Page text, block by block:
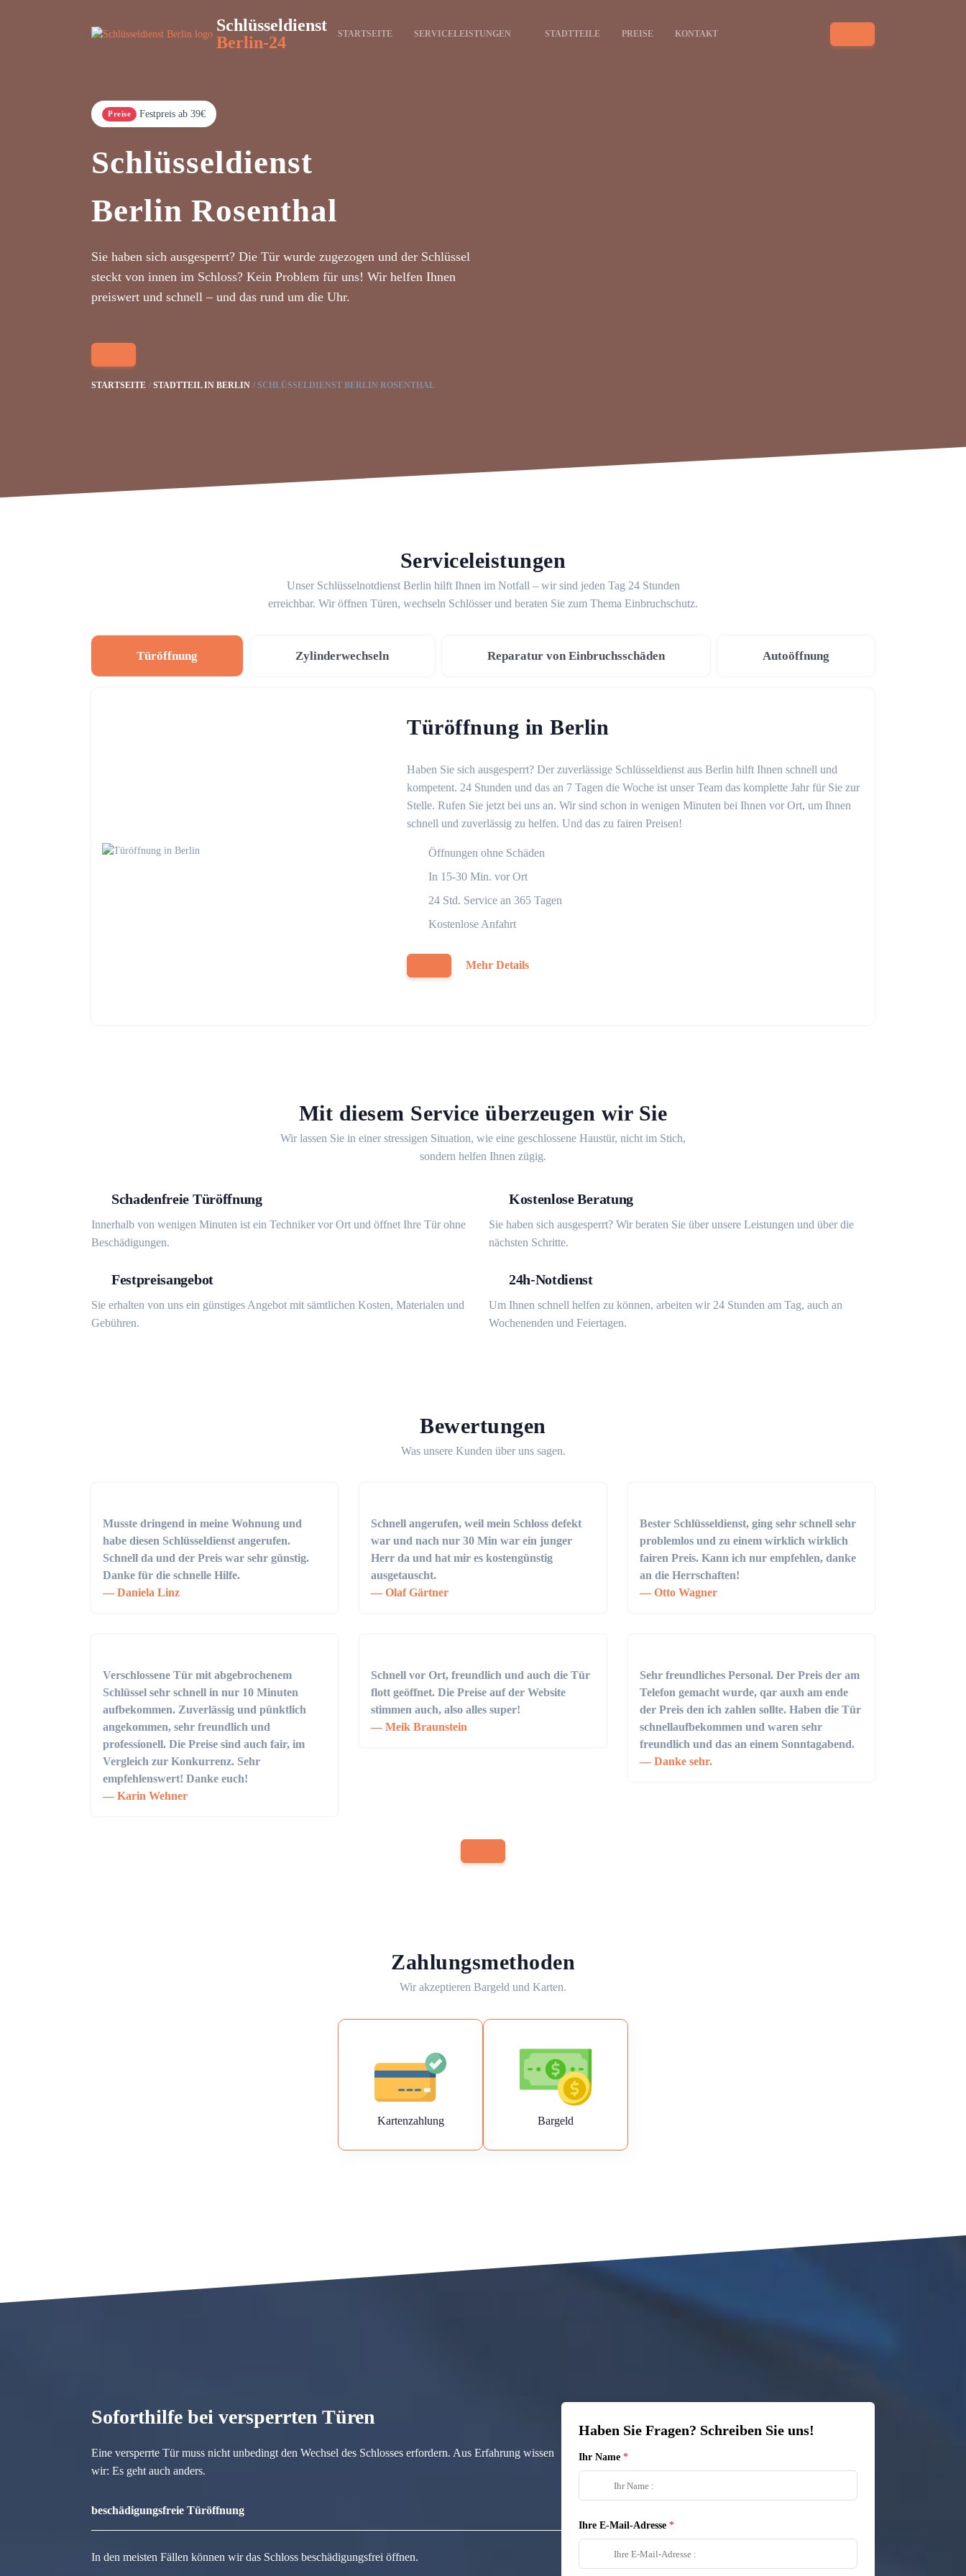
Schlüsseldienst
Berlin-24
STARTSEITE SERVICELEISTUNGEN STADTTEILE PREISE KONTAKT
Preise Festpreis ab 39€
Schlüsseldienst
Berlin Rosenthal
Sie haben sich ausgesperrt? Die Tür wurde zugezogen und der Schlüssel
steckt von innen im Schloss? Kein Problem für uns! Wir helfen Ihnen
preiswert und schnell – und das rund um die Uhr.
STARTSEITE STADTTEIL IN BERLIN SCHLÜSSELDIENST BERLIN ROSENTHAL
Serviceleistungen
Unser Schlüsselnotdienst Berlin hilft Ihnen im Notfall – wir sind jeden Tag 24 Stunden
erreichbar. Wir öffnen Türen, wechseln Schlösser und beraten Sie zum Thema Einbruchschutz.
Türöffnung Zylinderwechseln Reparatur von Einbruchsschäden Autoöffnung
Türöffnung in Berlin
Haben Sie sich ausgesperrt? Der zuverlässige Schlüsseldienst aus Berlin hilft Ihnen schnell und
kompetent. 24 Stunden und das an 7 Tagen die Woche ist unser Team das komplette Jahr für Sie zur
Stelle. Rufen Sie jetzt bei uns an. Wir sind schon in wenigen Minuten bei Ihnen vor Ort, um Ihnen
schnell und zuverlässig zu helfen. Und das zu fairen Preisen!
Öffnungen ohne Schäden
In 15-30 Min. vor Ort
24 Std. Service an 365 Tagen
Kostenlose Anfahrt
Mehr Details
Mit diesem Service überzeugen wir Sie
Wir lassen Sie in einer stressigen Situation, wie eine geschlossene Haustür, nicht im Stich,
sondern helfen Ihnen zügig.
Schadenfreie Türöffnung
Innerhalb von wenigen Minuten ist ein Techniker vor Ort und öffnet Ihre Tür ohne
Beschädigungen.
Kostenlose Beratung
Sie haben sich ausgesperrt? Wir beraten Sie über unsere Leistungen und über die
nächsten Schritte.
Festpreisangebot
Sie erhalten von uns ein günstiges Angebot mit sämtlichen Kosten, Materialen und
Gebühren.
24h-Notdienst
Um Ihnen schnell helfen zu können, arbeiten wir 24 Stunden am Tag, auch an
Wochenenden und Feiertagen.
Bewertungen
Was unsere Kunden über uns sagen.
Musste dringend in meine Wohnung und
habe diesen Schlüsseldienst angerufen.
Schnell da und der Preis war sehr günstig.
Danke für die schnelle Hilfe.
Daniela Linz
Schnell angerufen, weil mein Schloss defekt
war und nach nur 30 Min war ein junger
Herr da und hat mir es kostengünstig
ausgetauscht.
Olaf Gärtner
Bester Schlüsseldienst, ging sehr schnell sehr
problemlos und zu einem wirklich wirklich
fairen Preis. Kann ich nur empfehlen, danke
an die Herrschaften!
Otto Wagner
Verschlossene Tür mit abgebrochenem
Schlüssel sehr schnell in nur 10 Minuten
aufbekommen. Zuverlässig und pünktlich
angekommen, sehr freundlich und
professionell. Die Preise sind auch fair, im
Vergleich zur Konkurrenz. Sehr
empfehlenswert! Danke euch!
Karin Wehner
Schnell vor Ort, freundlich und auch die Tür
flott geöffnet. Die Preise auf der Website
stimmen auch, also alles super!
Meik Braunstein
Sehr freundliches Personal. Der Preis der am
Telefon gemacht wurde, qar auxh am ende
der Preis den ich zahlen sollte. Haben die Tür
schnellaufbekommen und waren sehr
freundlich und das an einem Sonntagabend.
Danke sehr.
Zahlungsmethoden
Wir akzeptieren Bargeld und Karten.
Kartenzahlung Bargeld
Soforthilfe bei versperrten Türen
Eine versperrte Tür muss nicht unbedingt den Wechsel des Schlosses erfordern. Aus Erfahrung wissen
wir: Es geht auch anders.
beschädigungsfreie Türöffnung
In den meisten Fällen können wir das Schloss beschädigungsfrei öffnen.
Haben Sie Fragen? Schreiben Sie uns!
Ihr Name
Ihre E-Mail-Adresse